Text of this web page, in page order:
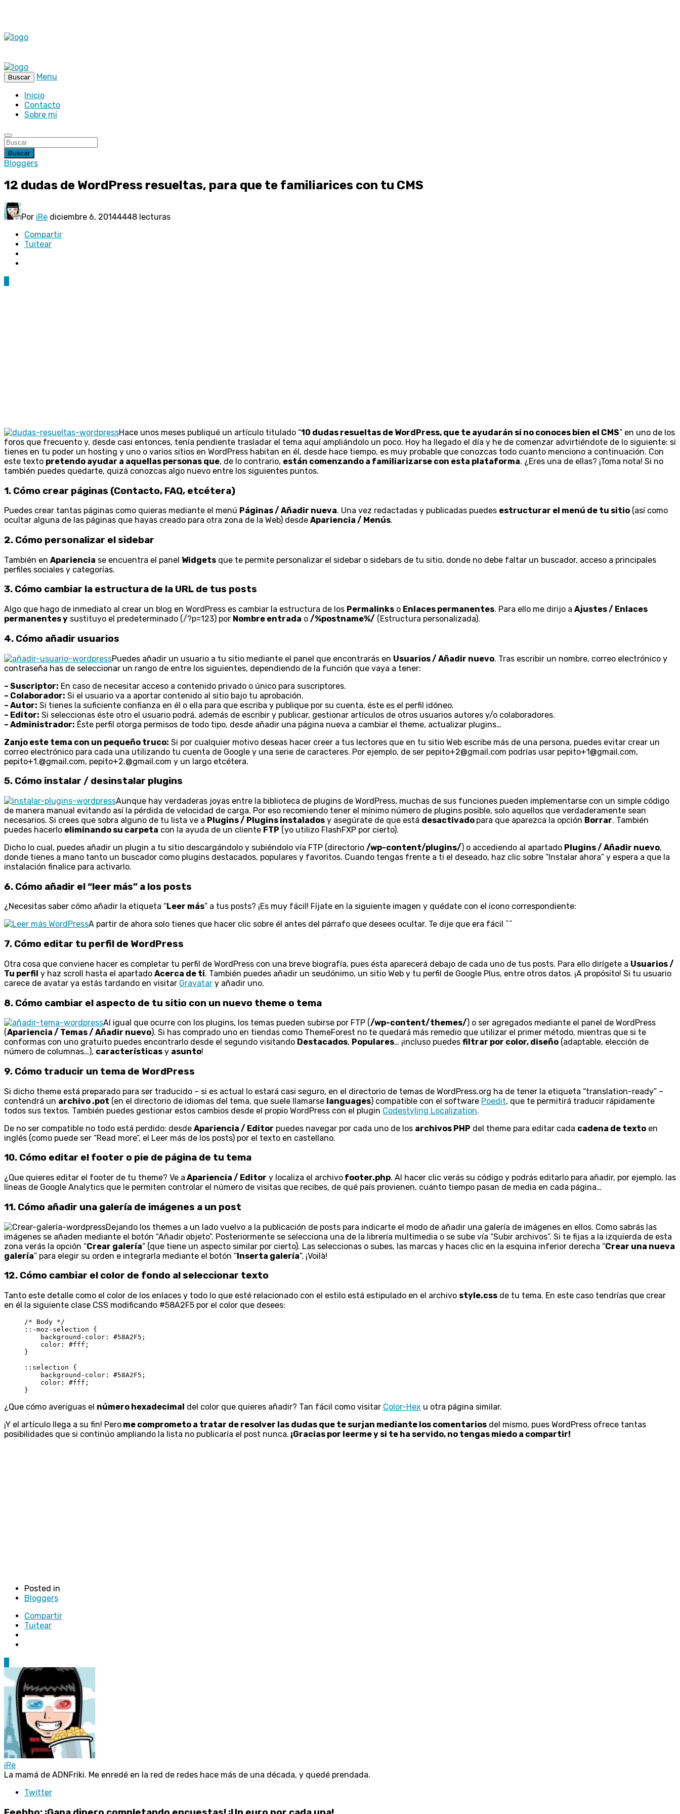
Buscar
Menu
Inicio
Contacto
Sobre mí
Buscar
Bloggers
12 dudas de WordPress resueltas, para que te familiarices con tu CMS
Por iRe diciembre 6, 20144448 lecturas
Compartir
Tuitear
Hace unos meses publiqué un artículo titulado “10 dudas resueltas de WordPress, que te ayudarán si no conoces bien el CMS” en uno de los
foros que frecuento y, desde casi entonces, tenía pendiente trasladar el tema aquí ampliándolo un poco. Hoy ha llegado el día y he de comenzar advirtiéndote de lo siguiente: si
tienes en tu poder un hosting y uno o varios sitios en WordPress habitan en él, desde hace tiempo, es muy probable que conozcas todo cuanto menciono a continuación. Con
este texto pretendo ayudar a aquellas personas que, de lo contrario, están comenzando a familiarizarse con esta plataforma. ¿Eres una de ellas? ¡Toma nota! Si no
también puedes quedarte, quizá conozcas algo nuevo entre los siguientes puntos.
1. Cómo crear páginas (Contacto, FAQ, etcétera)
Puedes crear tantas páginas como quieras mediante el menú Páginas / Añadir nueva. Una vez redactadas y publicadas puedes estructurar el menú de tu sitio (así como
ocultar alguna de las páginas que hayas creado para otra zona de la Web) desde Apariencia / Menús.
2. Cómo personalizar el sidebar
También en Apariencia se encuentra el panel Widgets que te permite personalizar el sidebar o sidebars de tu sitio, donde no debe faltar un buscador, acceso a principales
perfiles sociales y categorías.
3. Cómo cambiar la estructura de la URL de tus posts
Algo que hago de inmediato al crear un blog en WordPress es cambiar la estructura de los Permalinks o Enlaces permanentes. Para ello me dirijo a Ajustes / Enlaces
permanentes y sustituyo el predeterminado (/?p=123) por Nombre entrada o /%postname%/ (Estructura personalizada).
4. Cómo añadir usuarios
Puedes añadir un usuario a tu sitio mediante el panel que encontrarás en Usuarios / Añadir nuevo. Tras escribir un nombre, correo electrónico y
contraseña has de seleccionar un rango de entre los siguientes, dependiendo de la función que vaya a tener:
– Suscriptor: En caso de necesitar acceso a contenido privado o único para suscriptores.
– Colaborador: Si el usuario va a aportar contenido al sitio bajo tu aprobación.
– Autor: Si tienes la suficiente confianza en él o ella para que escriba y publique por su cuenta, éste es el perfil idóneo.
– Editor: Si seleccionas éste otro el usuario podrá, además de escribir y publicar, gestionar artículos de otros usuarios autores y/o colaboradores.
– Administrador: Éste perfil otorga permisos de todo tipo, desde añadir una página nueva a cambiar el theme, actualizar plugins…
Zanjo este tema con un pequeño truco: Si por cualquier motivo deseas hacer creer a tus lectores que en tu sitio Web escribe más de una persona, puedes evitar crear un
correo electrónico para cada una utilizando tu cuenta de Google y una serie de caracteres. Por ejemplo, de ser pepito+2@gmail.com podrías usar pepito+1@gmail.com,
pepito+1.@gmail.com, pepito+2.@gmail.com y un largo etcétera.
5. Cómo instalar / desinstalar plugins
Aunque hay verdaderas joyas entre la biblioteca de plugins de WordPress, muchas de sus funciones pueden implementarse con un simple código
de manera manual evitando así la pérdida de velocidad de carga. Por eso recomiendo tener el mínimo número de plugins posible, solo aquellos que verdaderamente sean
necesarios. Si crees que sobra alguno de tu lista ve a Plugins / Plugins instalados y asegúrate de que está desactivado para que aparezca la opción Borrar. También
puedes hacerlo eliminando su carpeta con la ayuda de un cliente FTP (yo utilizo FlashFXP por cierto).
Dicho lo cual, puedes añadir un plugin a tu sitio descargándolo y subiéndolo vía FTP (directorio /wp-content/plugins/) o accediendo al apartado Plugins / Añadir nuevo,
donde tienes a mano tanto un buscador como plugins destacados, populares y favoritos. Cuando tengas frente a ti el deseado, haz clic sobre “Instalar ahora” y espera a que la
instalación finalice para activarlo.
6. Cómo añadir el “leer más” a los posts
¿Necesitas saber cómo añadir la etiqueta “Leer más” a tus posts? ¡Es muy fácil! Fíjate en la siguiente imagen y quédate con el icono correspondiente:
A partir de ahora solo tienes que hacer clic sobre él antes del párrafo que desees ocultar. Te dije que era fácil ^^
7. Cómo editar tu perfil de WordPress
Otra cosa que conviene hacer es completar tu perfil de WordPress con una breve biografía, pues ésta aparecerá debajo de cada uno de tus posts. Para ello dirígete a Usuarios /
Tu perfil y haz scroll hasta el apartado Acerca de ti. También puedes añadir un seudónimo, un sitio Web y tu perfil de Google Plus, entre otros datos. ¡A propósito! Si tu usuario
carece de avatar ya estás tardando en visitar Gravatar y añadir uno.
8. Cómo cambiar el aspecto de tu sitio con un nuevo theme o tema
Al igual que ocurre con los plugins, los temas pueden subirse por FTP (/wp-content/themes/) o ser agregados mediante el panel de WordPress
(Apariencia / Temas / Añadir nuevo). Si has comprado uno en tiendas como ThemeForest no te quedará más remedio que utilizar el primer método, mientras que si te
conformas con uno gratuito puedes encontrarlo desde el segundo visitando Destacados, Populares… ¡incluso puedes filtrar por color, diseño (adaptable, elección de
número de columnas…), características y asunto!
9. Cómo traducir un tema de WordPress
Si dicho theme está preparado para ser traducido – si es actual lo estará casi seguro, en el directorio de temas de WordPress.org ha de tener la etiqueta “translation-ready” –
contendrá un archivo .pot (en el directorio de idiomas del tema, que suele llamarse languages) compatible con el software Poedit, que te permitirá traducir rápidamente
todos sus textos. También puedes gestionar estos cambios desde el propio WordPress con el plugin Codestyling Localization.
De no ser compatible no todo está perdido: desde Apariencia / Editor puedes navegar por cada uno de los archivos PHP del theme para editar cada cadena de texto en
inglés (como puede ser “Read more”, el Leer más de los posts) por el texto en castellano.
10. Cómo editar el footer o pie de página de tu tema
¿Que quieres editar el footer de tu theme? Ve a Apariencia / Editor y localiza el archivo footer.php. Al hacer clic verás su código y podrás editarlo para añadir, por ejemplo, las
líneas de Google Analytics que le permiten controlar el número de visitas que recibes, de qué país provienen, cuánto tiempo pasan de media en cada página…
11. Cómo añadir una galería de imágenes a un post
Dejando los themes a un lado vuelvo a la publicación de posts para indicarte el modo de añadir una galería de imágenes en ellos. Como sabrás las
imágenes se añaden mediante el botón “Añadir objeto”. Posteriormente se selecciona una de la librería multimedia o se sube vía “Subir archivos”. Si te fijas a la izquierda de esta
zona verás la opción “Crear galería” (que tiene un aspecto similar por cierto). Las seleccionas o subes, las marcas y haces clic en la esquina inferior derecha “Crear una nueva
galería” para elegir su orden e integrarla mediante el botón “Inserta galería“. ¡Voilà!
12. Cómo cambiar el color de fondo al seleccionar texto
Tanto este detalle como el color de los enlaces y todo lo que esté relacionado con el estilo está estipulado en el archivo style.css de tu tema. En este caso tendrías que crear
en él la siguiente clase CSS modificando #58A2F5 por el color que desees:
/* Body */
::-moz-selection {
    background-color: #58A2F5;
    color: #fff;
}
::selection {
    background-color: #58A2F5;
    color: #fff;
}
¿Que cómo averiguas el número hexadecimal del color que quieres añadir? Tan fácil como visitar Color-Hex u otra página similar.
¡Y el artículo llega a su fin! Pero me comprometo a tratar de resolver las dudas que te surjan mediante los comentarios del mismo, pues WordPress ofrece tantas
posibilidades que si continúo ampliando la lista no publicaría el post nunca. ¡Gracias por leerme y si te ha servido, no tengas miedo a compartir!
Posted in
Bloggers
Compartir
Tuitear
iRe
La mamá de ADNFriki. Me enredé en la red de redes hace más de una década, y quedé prendada.
Twitter